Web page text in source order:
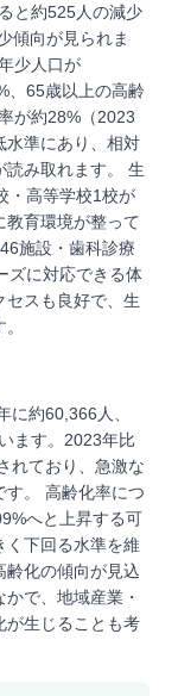
と約525人の減少
傾向が見られま
少人口が
、65歳以上の高齢
が約28%（2023
水準にあり、相対
読み取れます。 生
・高等学校1校が
教育環境が整って
施設・歯科診療
ズに対応できる体
セスも良好で、生
に約60,366人、
ます。2023年比
れており、急激な
す。 高齢化率につ
へと上昇する可
く下回る水準を維
齢化の傾向が見込
で、地域産業・
が生じることも考